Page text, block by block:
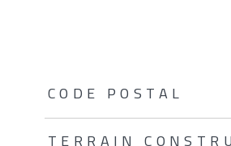
TRAD_ZEPHYR_Caracteristique
CODE POSTAL
TERRAIN